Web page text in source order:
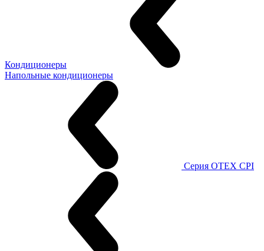
Кондиционеры
Напольные кондиционеры
Серия OTEX CPI